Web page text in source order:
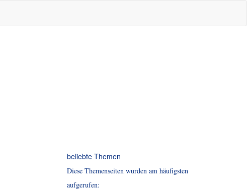
beliebte Themen
Diese Themenseiten wurden am häufigsten
aufgerufen: